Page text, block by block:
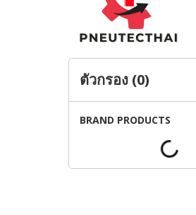
ตัวกรอง (0)
BRAND PRODUCTS